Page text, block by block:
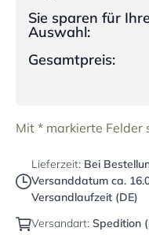
Sie sparen für Ihre
Auswahl:
Gesamtpreis:
Mit * markierte Felder
Lieferzeit: Bei
Versanddatum ca.
Versandlaufzeit (DE)
Versandart: Spedition